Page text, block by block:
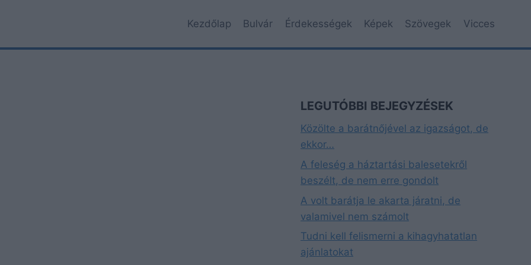
Kezdőlap Bulvár Érdekességek Képek Szövegek Vicces
LEGUTÓBBI BEJEGYZÉSEK
Közölte a barátnőjével az igazságot, de
ekkor…
A feleség a háztartási balesetekről
beszélt, de nem erre gondolt
A volt barátja le akarta járatni, de
valamivel nem számolt
Tudni kell felismerni a kihagyhatatlan
ajánlatokat